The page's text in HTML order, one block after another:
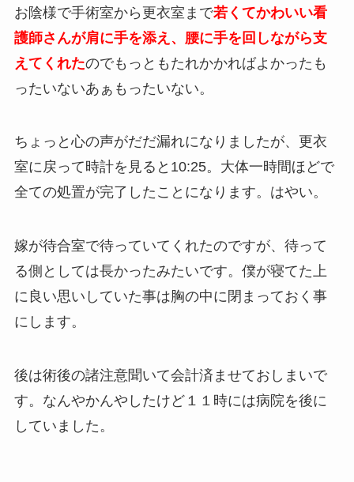
お陰様で手術室から更衣室まで若くてかわいい看
護師さんが肩に手を添え、腰に手を回しながら支
えてくれたのでもっともたれかかればよかったも
ったいないあぁもったいない。
ちょっと心の声がだだ漏れになりましたが、更衣
室に戻って時計を見ると10:25。大体一時間ほどで
全ての処置が完了したことになります。はやい。
嫁が待合室で待っていてくれたのですが、待って
る側としては長かったみたいです。僕が寝てた上
に良い思いしていた事は胸の中に閉まっておく事
にします。
後は術後の諸注意聞いて会計済ませておしまいで
す。なんやかんやしたけど１１時には病院を後に
していました。